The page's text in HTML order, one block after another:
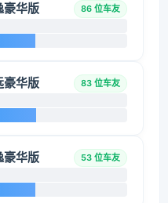
华版 86 位车友
华版 83 位车友
华版 53 位车友